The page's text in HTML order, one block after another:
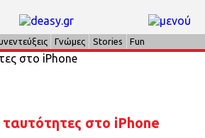
Γνώμες Stories Fun
στο iPhone